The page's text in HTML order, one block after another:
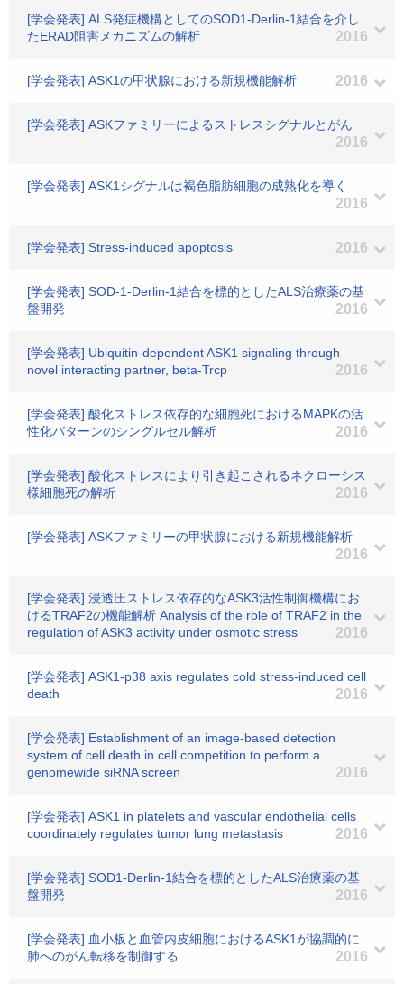
[学会発表] ALS発症機構としてのSOD1-Derlin-1結合を介し
たERAD阻害メカニズムの解析
2016
[学会発表] ASK1の甲状腺における新規機能解析 2016
[学会発表] ASKファミリーによるストレスシグナルとがん
2016
[学会発表] ASK1シグナルは褐色脂肪細胞の成熟化を導く
2016
[学会発表] Stress-induced apoptosis 2016
[学会発表] SOD-1-Derlin-1結合を標的としたALS治療薬の基
盤開発
2016
[学会発表] Ubiquitin-dependent ASK1 signaling through
novel interacting partner, beta-Trcp
2016
[学会発表] 酸化ストレス依存的な細胞死におけるMAPKの活
性化パターンのシングルセル解析
2016
[学会発表] 酸化ストレスにより引き起こされるネクローシス
様細胞死の解析
2016
[学会発表] ASKファミリーの甲状腺における新規機能解析
2016
[学会発表] 浸透圧ストレス依存的なASK3活性制御機構にお
けるTRAF2の機能解析 Analysis of the role of TRAF2 in the
regulation of ASK3 activity under osmotic stress
2016
[学会発表] ASK1-p38 axis regulates cold stress-induced cell
death
2016
[学会発表] Establishment of an image-based detection
system of cell death in cell competition to perform a
genomewide siRNA screen
2016
[学会発表] ASK1 in platelets and vascular endothelial cells
coordinately regulates tumor lung metastasis
2016
[学会発表] SOD1-Derlin-1結合を標的としたALS治療薬の基
盤開発
2016
[学会発表] 血小板と血管内皮細胞におけるASK1が協調的に
肺へのがん転移を制御する
2016